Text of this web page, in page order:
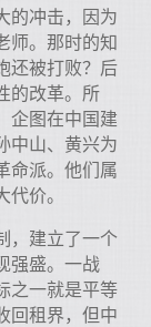
的冲击，因为
师。那时的知
还被打败？后
的改革。所
企图在中国建
中山、黄兴为
命派。他们属
价。
，建立了一个
强盛。一战
之一就是平等
回租界，但中